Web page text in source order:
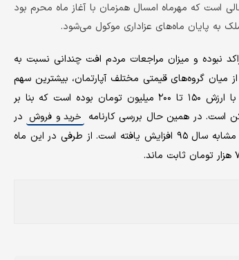
۳۶ درصدی داشته است. این در حالی است که مهرماه امسال همزمان با آغاز ماه محرم بود
به پایان ماه‌های عزاداری موکول می‌شود.
نبوده و میزان مراجعات مردم افت چندانی نسبت به
میان گروه‌های قیمتی مختلف آپارتمان، بیشترین سهم
معاملات خرید و فروش مسکن در مهرماه سال جاری متعلق به واحدهای مسکونی با ارزش ۱۵۰ تا ۲۰۰ میلیون تومان بوده است که بنا بر
است. در همین حال بررسی کارنامه خرید و فروش در
نشان می‌دهد حجم معاملات در ۷ ماه اول امسال ۶ درصد نسبت به مدت مشابه سال ۹۵ افزایش یافته است. از طرفی در این ماه